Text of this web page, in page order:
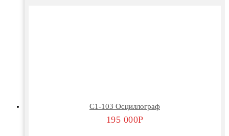
C1-103 Осциллограф
195 000Р